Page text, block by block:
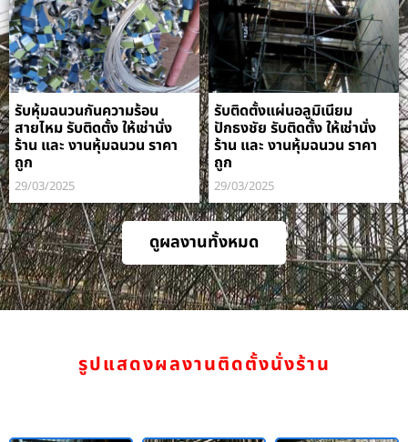
รับหุ้มฉนวนกันความร้อน
สายไหม รับติดตั้ง ให้เช่านั่ง
ร้าน และ งานหุ้มฉนวน ราคา
ถูก
29/03/2025
รับติดตั้งแผ่นอลูมิเนียม
ปักธงชัย รับติดตั้ง ให้เช่านั่ง
ร้าน และ งานหุ้มฉนวน ราคา
ถูก
29/03/2025
ดูผลงานทั้งหมด
รูปแสดงผลงานติดตั้งนั่งร้าน